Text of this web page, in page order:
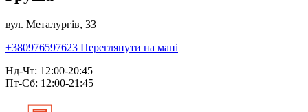
вул. Металургів, 33
+380976597623 Переглянути на мапі
Нд-Чт: 12:00-20:45
Пт-Сб: 12:00-21:45